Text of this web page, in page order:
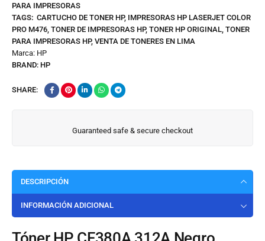
PARA IMPRESORAS
TAGS: CARTUCHO DE TONER HP, IMPRESORAS HP LASERJET COLOR
PRO M476 TONER DE IMPRESORAS HP, TONER HP ORIGINAL TONER
PARA IMPRESORAS HP, VENTA DE TONERES EN LIMA
Marca: HP
BRAND: HP
SHARE:
Guaranteed safe & secure checkout
DESCRIPCIÓN
INFORMACIÓN ADICIONAL